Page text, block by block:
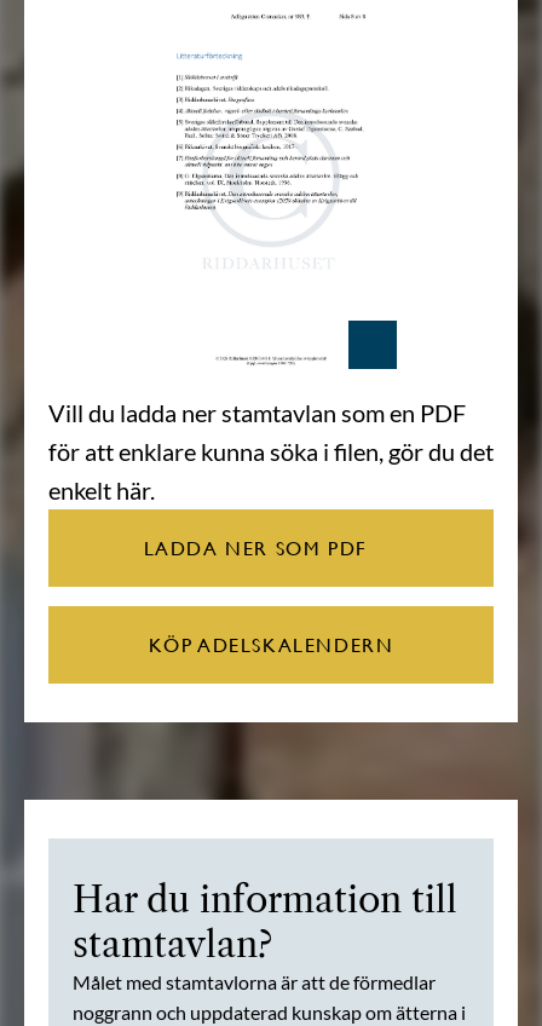
Vill du ladda ner stamtavlan som en PDF
för att enklare kunna söka i filen, gör du det
enkelt här.
LADDA NER SOM PDF
KÖP ADELSKALENDERN
Har du information till
stamtavlan?
Målet med stamtavlorna är att de förmedlar
noggrann och uppdaterad kunskap om ätterna i